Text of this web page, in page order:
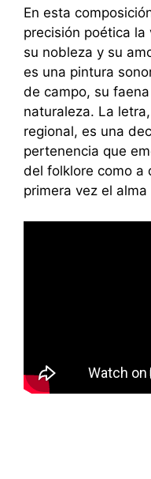
En esta
precisión poética
su nobleza y su
es una pintura
de campo, su
naturaleza. La
regional, es una
pertenencia que
del folklore como a
primera vez el